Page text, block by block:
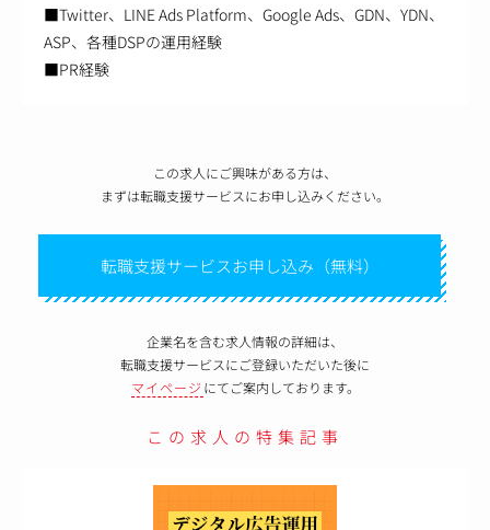
■Twitter、LINE Ads Platform、Google Ads、GDN、YDN、
ASP、各種DSPの運用経験
■PR経験
この求人にご興味がある方は、
まずは転職支援サービスにお申し込みください。
転職支援サービスお申し込み（無料）
企業名を含む求人情報の詳細は、
転職支援サービスにご登録いただいた後に
マイページ にてご案内しております。
この求人の特集記事